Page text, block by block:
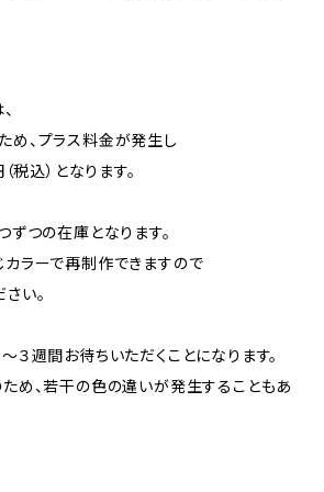
め、プラス料金が発生し
込）となります。
つの在庫となります。
ラーで再制作できますので
い。
３週間お待ちいただくことになります。
め、若干の色の違いが発生することもあ